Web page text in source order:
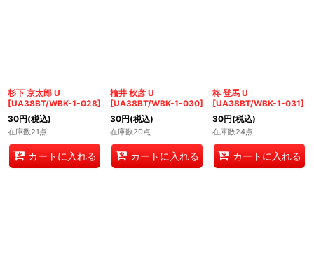
杉下 京太郎 U
[UA38BT/WBK-1-028]
30円(税込)
在庫数21点
カートに入れる
楡井 秋彦 U
[UA38BT/WBK-1-030]
30円(税込)
在庫数20点
カートに入れる
柊 登馬 U
[UA38BT/WBK-1-031]
30円(税込)
在庫数24点
カートに入れる